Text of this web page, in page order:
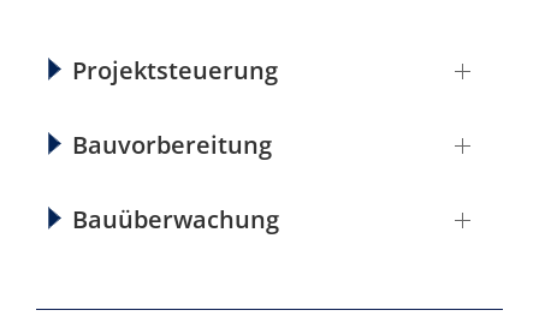
Projektsteuerung
Bauvorbereitung
Bauüberwachung